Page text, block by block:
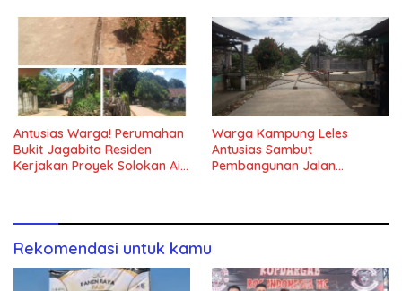
Antusias Warga! Perumahan
Bukit Jagabita Residen
Kerjakan Proyek Solokan Air
Warga Kampung Leles
Antusias Sambut
Pembangunan Jalan
Rekomendasi untuk kamu